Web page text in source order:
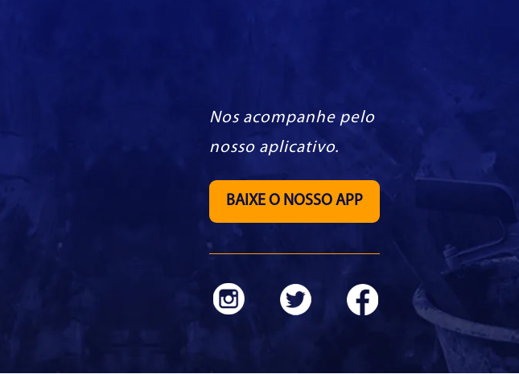
Nos acompanhe pelo
nosso aplicativo.
BAIXE O NOSSO APP